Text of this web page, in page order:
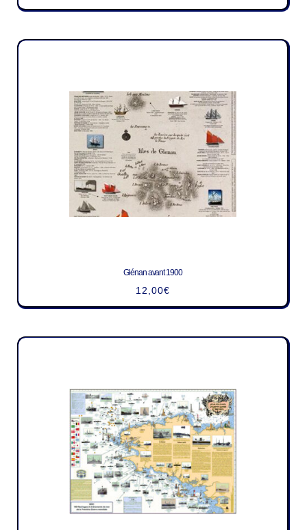
Glénan avant 1900
12,00€